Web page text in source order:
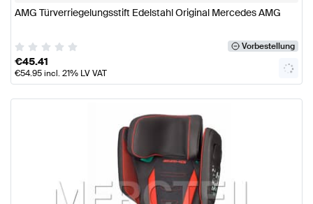
AMG Türverriegelungsstift Edelstahl Original Mercedes AMG
Vorbestellung
€45.41
€54.95incl. 21% LV VAT